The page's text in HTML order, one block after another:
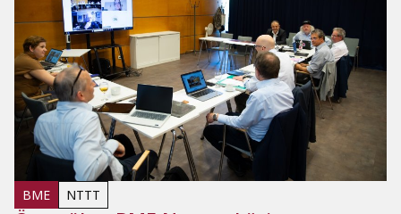
BME NTTT